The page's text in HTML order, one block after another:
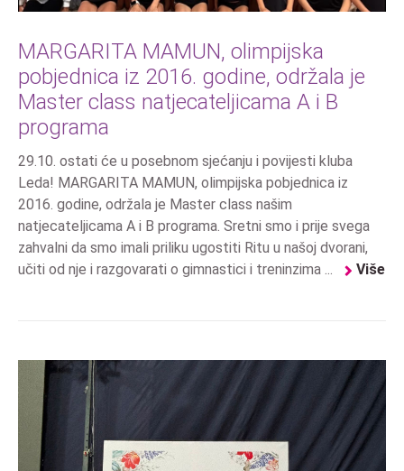
MARGARITA MAMUN, olimpijska
pobjednica iz 2016. godine, održala je
Master class natjecateljicama A i B
programa
29.10. ostati će u posebnom sjećanju i povijesti kluba
Leda! MARGARITA MAMUN, olimpijska pobjednica iz
2016. godine, održala je Master class našim
natjecateljicama A i B programa. Sretni smo i prije svega
zahvalni da smo imali priliku ugostiti Ritu u našoj dvorani,
učiti od nje i razgovarati o gimnastici i treninzima ...
Više